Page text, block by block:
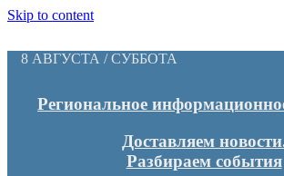
Skip to content
8 АВГУСТА / СУББОТА
Региональное
Доставляем
Разбираем события